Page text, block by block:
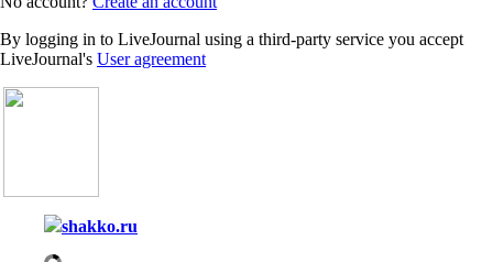
By logging in to LiveJournal using a third-party service you accept
LiveJournal's User agreement
shakko.ru